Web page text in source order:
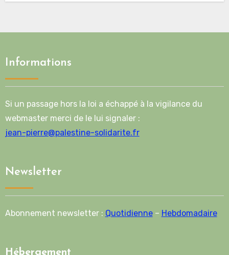
Informations
Si un passage hors la loi a échappé à la vigilance du
webmaster merci de le lui signaler :
jean-pierre@palestine-solidarite.fr
Newsletter
Abonnement newsletter : Quotidienne– Hebdomadaire
Hébergement